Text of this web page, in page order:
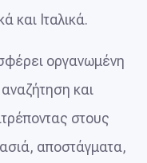
και Ιταλικά.
οργανωμένη
και
στους
αποστάγματα,